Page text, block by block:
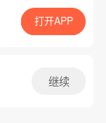
App免费看
打开APP
继续